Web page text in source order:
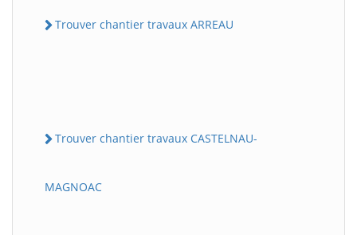
Trouver chantier travaux ARREAU
Trouver chantier travaux CASTELNAU-
MAGNOAC